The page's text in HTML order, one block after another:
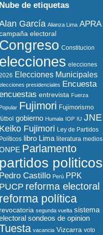
Nube de etiquetas
García Alianza Lima APRA
electoral
Congreso Constitucion
elecciones elecciones
Elecciones Municipales
presidenciales Encuesta
entrevista Fuerza
Popular Fujimori Fujimorismo
gobierno Humala IOP IU JNE
Keiko Fujimori Ley de Partidos
Políticos libro Lima literatura medios
Parlamento
partidos politicos
Pedro Castillo Perú PPK
PUCP reforma electoral
reforma política
revocatoria segunda vuelta sistema
sondeos de opinion
vacancia Vizcarra voto